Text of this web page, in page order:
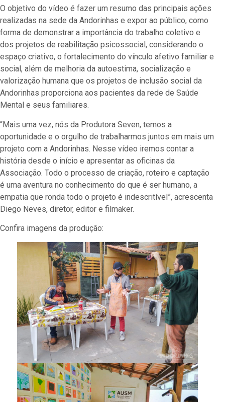
O objetivo do vídeo é fazer um resumo das principais ações
realizadas na sede da Andorinhas e expor ao público, como
forma de demonstrar a importância do trabalho coletivo e
dos projetos de reabilitação psicossocial, considerando o
espaço criativo, o fortalecimento do vínculo afetivo familiar e
social, além de melhoria da autoestima, socialização e
valorização humana que os projetos de inclusão social da
Andorinhas proporciona aos pacientes da rede de Saúde
Mental e seus familiares.
“Mais uma vez, nós da Produtora Seven, temos a
oportunidade e o orgulho de trabalharmos juntos em mais um
projeto com a Andorinhas. Nesse vídeo iremos contar a
história desde o início e apresentar as oficinas da
Associação. Todo o processo de criação, roteiro e captação
é uma aventura no conhecimento do que é ser humano, a
empatia que ronda todo o projeto é indescritível”, acrescenta
Diego Neves, diretor, editor e filmaker.
Confira imagens da produção: